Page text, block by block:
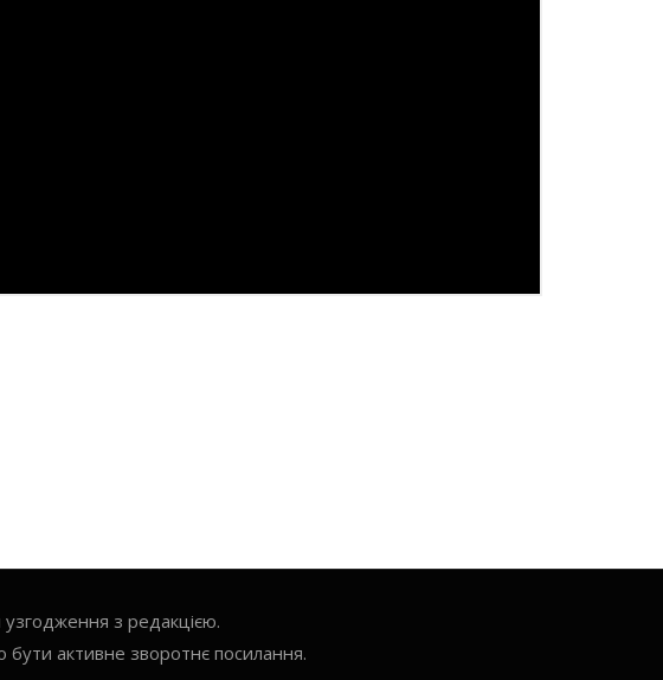
узгодження з редакцією.
активне зворотнє посилання.